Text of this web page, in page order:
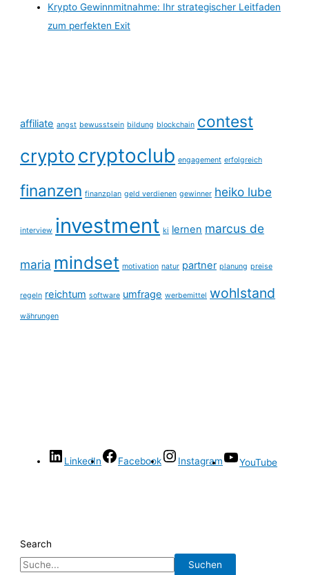
Krypto Gewinnmitnahme: Ihr strategischer Leitfaden
zum perfekten Exit
affiliate angst bewusstsein bildung blockchain contest
cryptocryptoclub engagement erfolgreich
finanzen finanzplan geld verdienen gewinner heiko lube
interview investment ki lernen marcus de
maria mindset motivation natur partner planung preise
regeln reichtum software umfrage werbemittel wohlstand
währungen
LinkedIn Facebook Instagram YouTube
Search
Suchen